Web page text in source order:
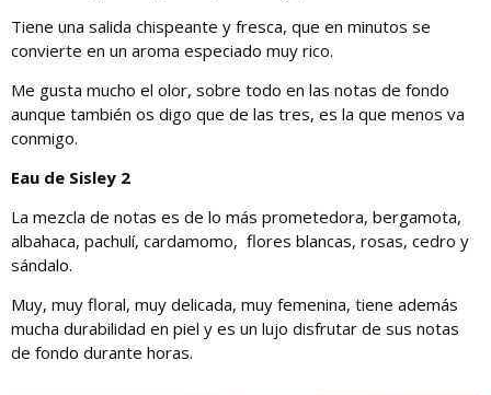
Tiene una salida chispeante y fresca, que en minutos se
convierte en un aroma especiado muy rico.
Me gusta mucho el olor, sobre todo en las notas de fondo
aunque también os digo que de las tres, es la que menos va
conmigo.
Eau de Sisley 2
La mezcla de notas es de lo más prometedora, bergamota,
albahaca, pachulí, cardamomo, flores blancas, rosas, cedro y
sándalo.
Muy, muy floral, muy delicada, muy femenina, tiene además
mucha durabilidad en piel y es un lujo disfrutar de sus notas
de fondo durante horas.